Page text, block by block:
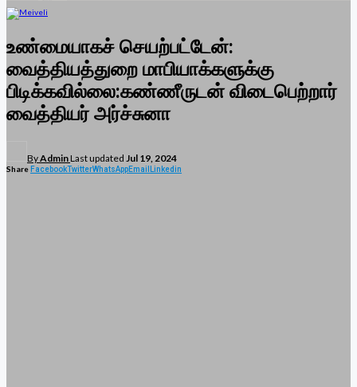
உண்மையாகச் செயற்பட்டேன்:
வைத்தியத்துறை மாபியாக்களுக்கு
பிடிக்கவில்லை:கண்ணீருடன் விடைபெற்றார்
வைத்தியர் அர்ச்சுனா
ByAdminLast updated Jul 19, 2024
Share FacebookTwitterWhatsAppEmail Linkedin